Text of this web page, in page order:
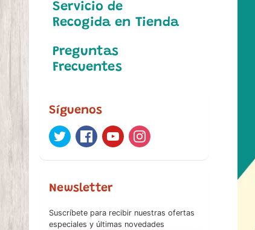
Servicio de
Recogida en Tienda
Preguntas
Frecuentes
Síguenos
Newsletter
Suscríbete para recibir nuestras ofertas
especiales y últimas novedades